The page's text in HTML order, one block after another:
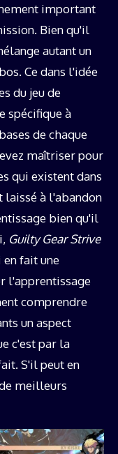
important
Bien qu'il
autant un
Ce dans l'idée
du jeu de
spécifique à
de chaque
maîtriser pour
qui existent dans
laissé à l'abandon
bien qu'il
Guilty Gear Strive
fait une
l'apprentissage
comprendre
un aspect
c'est par la
S'il peut en
meilleurs